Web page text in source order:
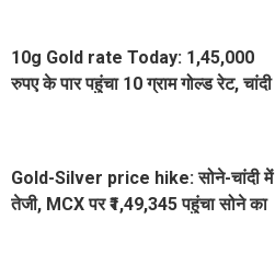
10g Gold rate Today: 1,45,000
रुपए के पार पहुंचा 10 ग्राम गोल्ड रेट, चांदी
Gold-Silver price hike: सोने-चांदी में
तेजी, MCX पर ₹1,49,345 पहुंचा सोने का